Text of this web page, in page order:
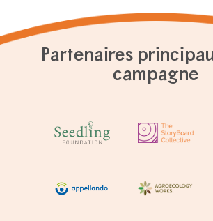
Partenaires
campagne